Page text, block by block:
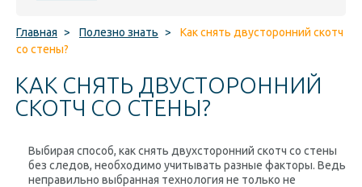
Главная > Полезно знать >
Как снять двусторонний скотч
со стены?
КАК СНЯТЬ ДВУСТОРОННИЙ
СКОТЧ СО СТЕНЫ?
Выбирая способ, как снять двухсторонний скотч со стены
без следов, необходимо учитывать разные факторы. Ведь
неправильно выбранная технология не только не